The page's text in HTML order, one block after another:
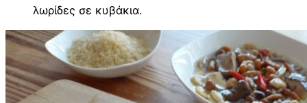
λωρίδες σε κυβάκια.